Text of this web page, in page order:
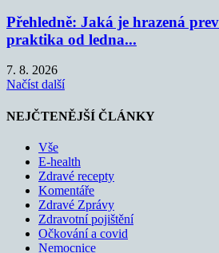
Přehledně: Jaká je hrazená
praktika od ledna...
7. 8. 2026
Načíst další
NEJČTENĚJŠÍ ČLÁNKY
Vše
E-health
Zdravé recepty
Komentáře
Zdravé Zprávy
Zdravotní pojištění
Očkování a covid
Nemocnice